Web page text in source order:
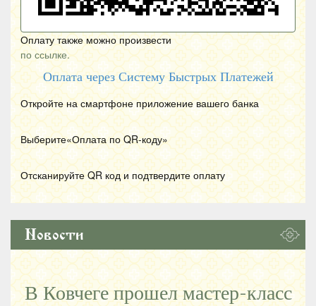
Оплату также можно произвести
по ссылке.
Оплата через Систему Быстрых Платежей
Откройте на смартфоне приложение вашего банка
Выберите«Оплата по QR-коду»
Отсканируйте QR код и подтвердите оплату
Новости
В Ковчеге прошел мастер-класс